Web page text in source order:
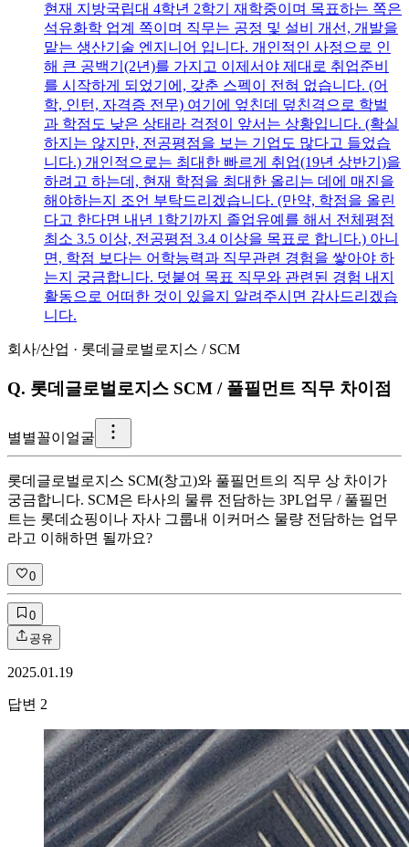
현재 지방국립대 4학년 2학기 재학중이며 목표하는 쪽은
석유화학 업계 쪽이며 직무는 공정 및 설비 개선, 개발을
맡는 생산기술 엔지니어 입니다. 개인적인 사정으로 인
해 큰 공백기(2년)를 가지고 이제서야 제대로 취업준비
를 시작하게 되었기에, 갖춘 스펙이 전혀 없습니다. (어
학, 인턴, 자격증 전무) 여기에 엎친데 덮친격으로 학벌
과 학점도 낮은 상태라 걱정이 앞서는 상황입니다. (확실
하지는 않지만, 전공평점을 보는 기업도 많다고 들었습
니다.) 개인적으로는 최대한 빠르게 취업(19년 상반기)을
하려고 하는데, 현재 학점을 최대한 올리는 데에 매진을
해야하는지 조언 부탁드리겠습니다. (만약, 학점을 올린
다고 한다면 내년 1학기까지 졸업유예를 해서 전체평점
최소 3.5 이상, 전공평점 3.4 이상을 목표로 합니다.) 아니
면, 학점 보다는 어학능력과 직무관련 경험을 쌓아야 하
는지 궁금합니다. 덧붙여 목표 직무와 관련된 경험 내지
활동으로 어떠한 것이 있을지 알려주시면 감사드리겠습
니다.
회사/산업 · 롯데글로벌로지스 / SCM
Q. 롯데글로벌로지스 SCM / 풀필먼트 직무 차이점
별별꼴이얼굴
롯데글로벌로지스 SCM(창고)와 풀필먼트의 직무 상 차이가
궁금합니다. SCM은 타사의 물류 전담하는 3PL업무 / 풀필먼
트는 롯데쇼핑이나 자사 그룹내 이커머스 물량 전담하는 업무
라고 이해하면 될까요?
0
0
공유
2025.01.19
답변 2